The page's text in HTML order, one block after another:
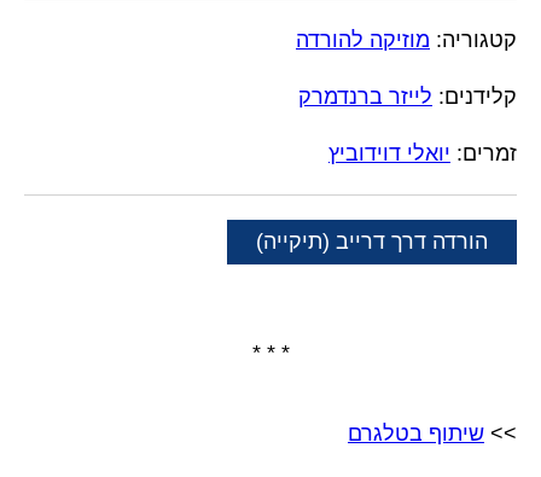
קטגוריה: מוזיקה להורדה
קלידנים: לייזר ברנדמרק
זמרים: יואלי דוידוביץ
הורדה דרך דרייב (תיקייה)
* * *
>> שיתוף בטלגרם